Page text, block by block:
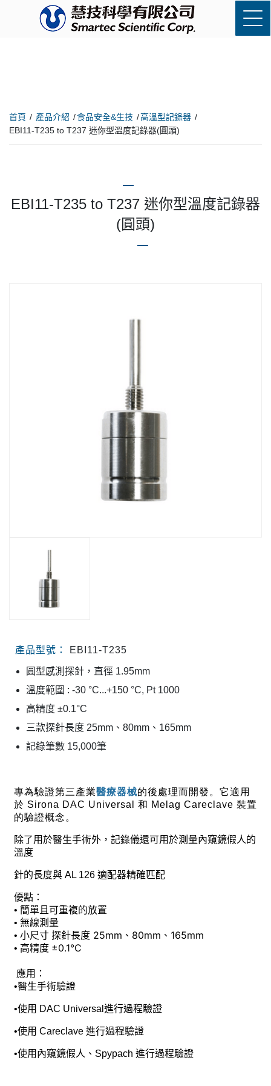
首頁 產品介紹 食品安全&生技
高溫型記錄器
EBI11-T235 to T237 迷你型溫度記錄器(圓頭)
EBI11-T235 to T237 迷你型溫度記錄器
(圓頭)
產品型號： EBI11-T235
圓型感測探針，直徑 1.95mm
溫度範圍 : -30 °C...+150 °C, Pt 1000
高精度 ±0.1°C
三款探針長度 25mm、80mm、165mm
記錄筆數 15,000筆
專為驗證第三產業醫療器械的後處理而開發。 它適用
於 Sirona DAC Universal 和 Melag Careclave 裝置
的驗證概念。
除了用於醫生手術外，記錄儀還可用於測量內窺鏡假人的
溫度
針的長度與 AL 126 適配器精確匹配
優點：
• 簡單且可重複的放置
• 無線測量
• 小尺寸 探針長度 25mm、80mm、165mm
• 高精度 ±0.1°C
應用：
•醫生手術驗證
•使用 DAC Universal 進行過程驗證
•使用 Careclave 進行過程驗證
•使用內窺鏡假人、Spypach 進行過程驗證